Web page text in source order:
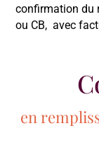
confirmation du
ou CB, avec
en